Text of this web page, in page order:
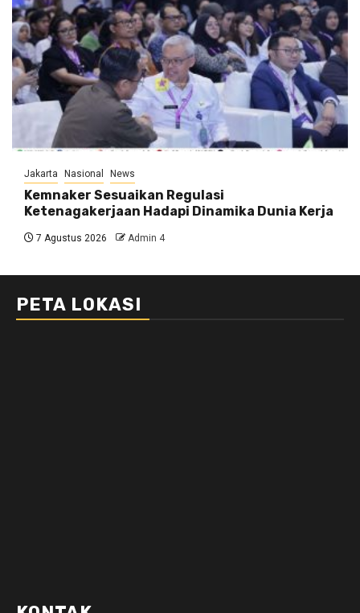
Jakarta Nasional News
Kemnaker Sesuaikan Regulasi
Ketenagakerjaan Hadapi Dinamika Dunia Kerja
7 Agustus 2026 Admin 4
PETA LOKASI